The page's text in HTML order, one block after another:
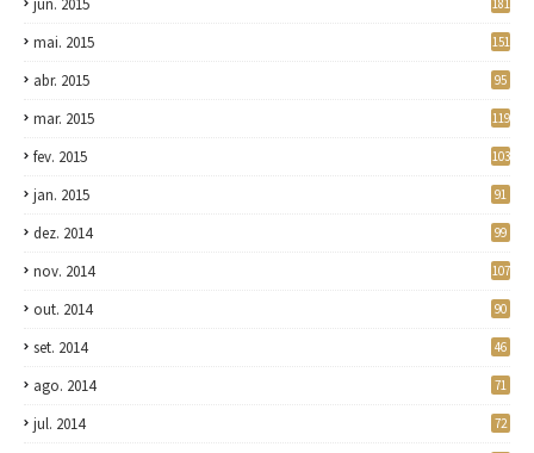
jun. 2015 181
mai. 2015 151
abr. 2015 95
mar. 2015 119
fev. 2015 103
jan. 2015 91
dez. 2014 99
nov. 2014 107
out. 2014 90
set. 2014 46
ago. 2014 71
jul. 2014 72